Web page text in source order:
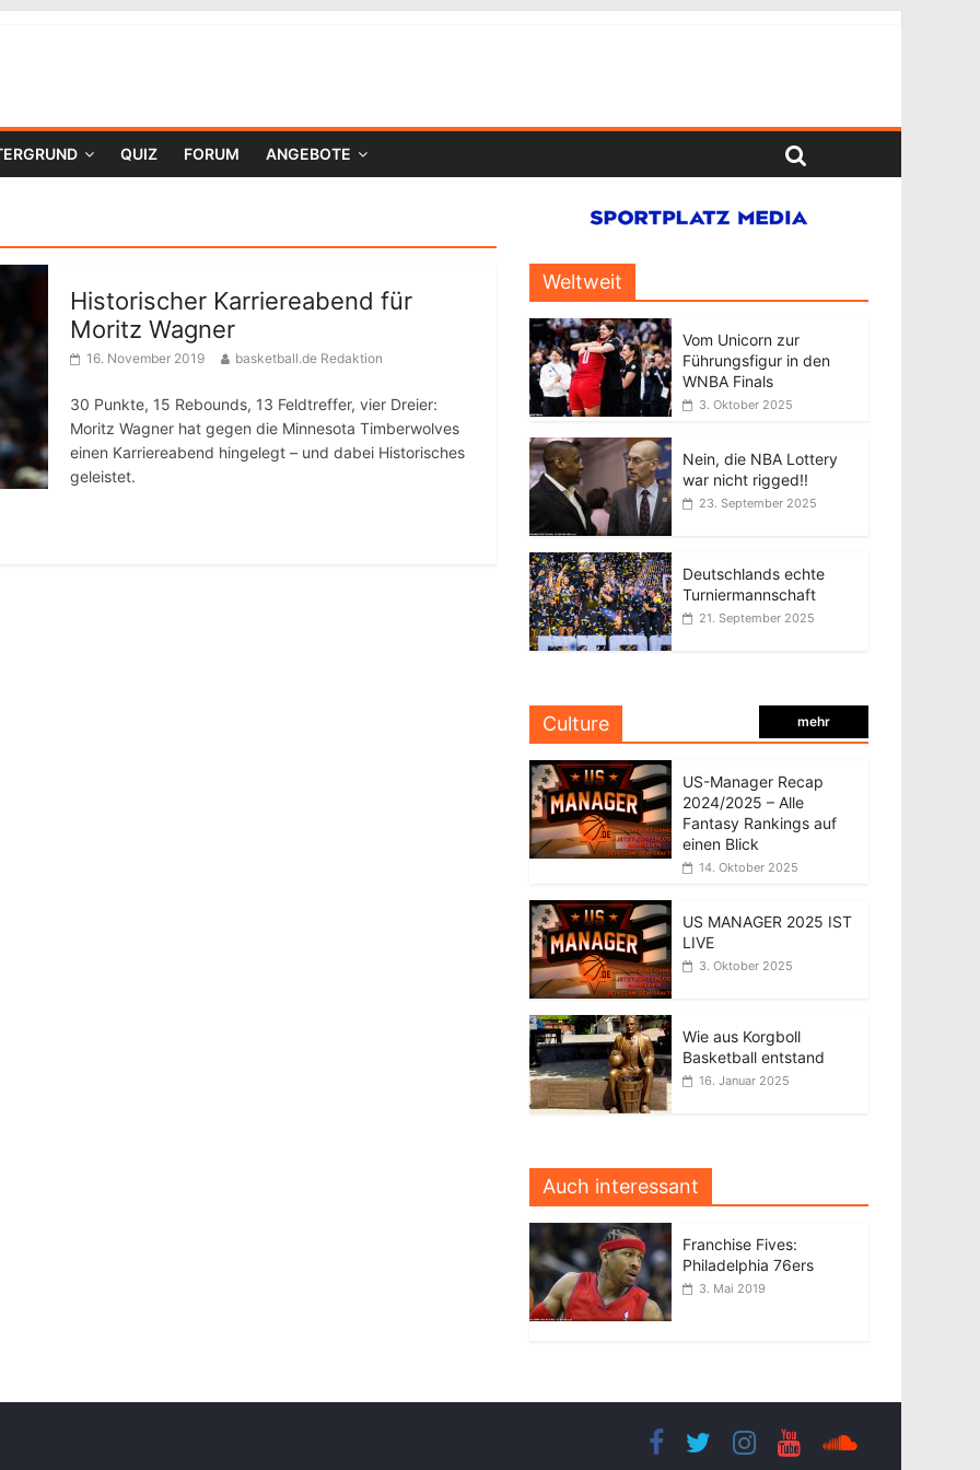
QUIZ FORUM ANGEBOTE
Historischer Karriereabend für
Moritz Wagner
16. November 2019 basketball.de Redaktion
30 Punkte, 15 Rebounds, 13 Feldtreffer, vier Dreier:
Moritz Wagner hat gegen die Minnesota Timberwolves
einen Karriereabend hingelegt – und dabei Historisches
geleistet.
Weltweit
Vom Unicorn zur
Führungsfigur in den
WNBA Finals
3. Oktober 2025
Nein, die NBA Lottery
war nicht rigged!!
23. September 2025
Deutschlands echte
Turniermannschaft
21. September 2025
Culture mehr
US-Manager Recap
2024/2025 – Alle
Fantasy Rankings auf
einen Blick
14. Oktober 2025
US MANAGER 2025 IST
LIVE
3. Oktober 2025
Wie aus Korgboll
Basketball entstand
16. Januar 2025
Auch interessant
Franchise Fives:
Philadelphia 76ers
3. Mai 2019